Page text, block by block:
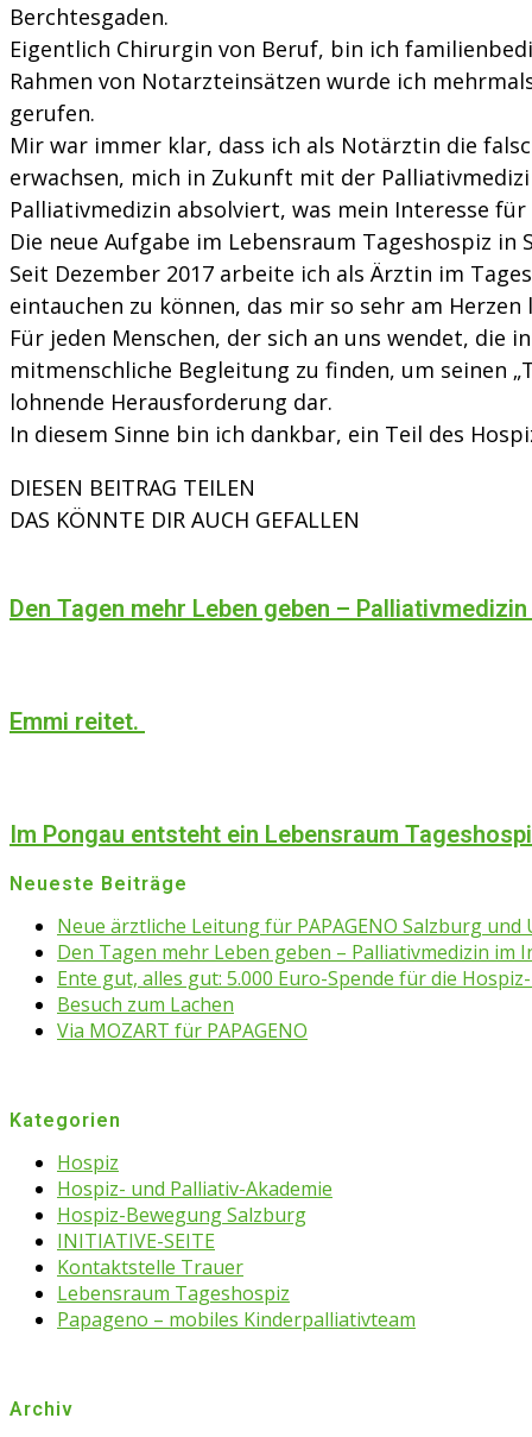
Berchtesgaden.
Eigentlich Chirurgin von Beruf, bin ich
Rahmen von Notarzteinsätzen wurde ich
gerufen.
Mir war immer klar, dass ich als Notärztin die
erwachsen, mich in Zukunft mit der
Palliativmedizin absolviert, was mein Interesse
Die neue Aufgabe im Lebensraum Tageshospiz
Seit Dezember 2017 arbeite ich als Ärztin im
eintauchen zu können, das mir so sehr am Herzen
Für jeden Menschen, der sich an uns wendet, die
mitmenschliche Begleitung zu finden, um seinen
lohnende Herausforderung dar.
In diesem Sinne bin ich dankbar, ein Teil des
DIESEN BEITRAG TEILEN
DAS KÖNNTE DIR AUCH GEFALLEN
Den Tagen mehr Leben geben –
Emmi reitet.
Im Pongau entsteht ein Lebensraum
Neueste Beiträge
Neue ärztliche Leitung für PAPAGENO Salzburg und
Den Tagen mehr Leben geben – Palliativmedizin im
Ente gut, alles gut: 5.000 Euro-Spende für die
Besuch zum Lachen
Via MOZART für PAPAGENO
Kategorien
Hospiz
Hospiz- und Palliativ-Akademie
Hospiz-Bewegung Salzburg
INITIATIVE-SEITE
Kontaktstelle Trauer
Lebensraum Tageshospiz
Papageno – mobiles Kinderpalliativteam
Archiv